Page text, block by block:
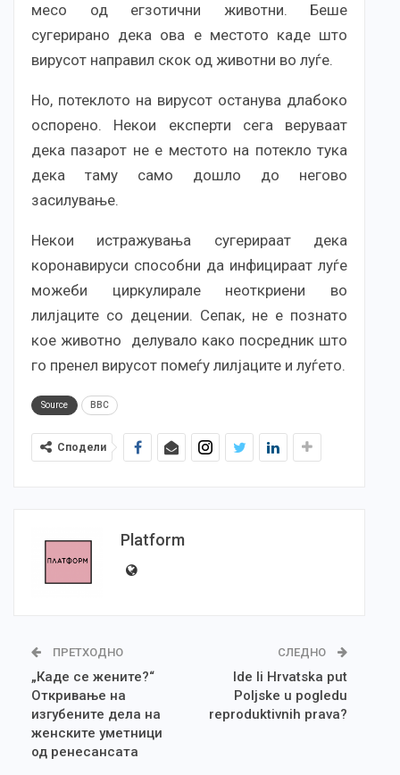
месо од егзотични животни. Беше
сугерирано дека ова е местото каде што
вирусот направил скок од животни во луѓе.
Но, потеклото на вирусот останува длабоко
оспорено. Некои експерти сега веруваат
дека пазарот не е местото на потекло тука
дека таму само дошло до негово
засилување.
Некои истражувања сугерираат дека
коронавируси способни да инфицираат луѓе
можеби циркулирале неоткриени во
лилјаците со децении. Сепак, не е познато
кое животно делувало како посредник што
го пренел вирусот помеѓу лилјаците и луѓето.
Source BBC
Сподели
Platform
ПРЕТХОДНО
„Каде се жените?“
Откривање на
изгубените дела на
женските уметници
од ренесансата
СЛЕДНО
Ide li Hrvatska put
Poljske u pogledu
reproduktivnih prava?